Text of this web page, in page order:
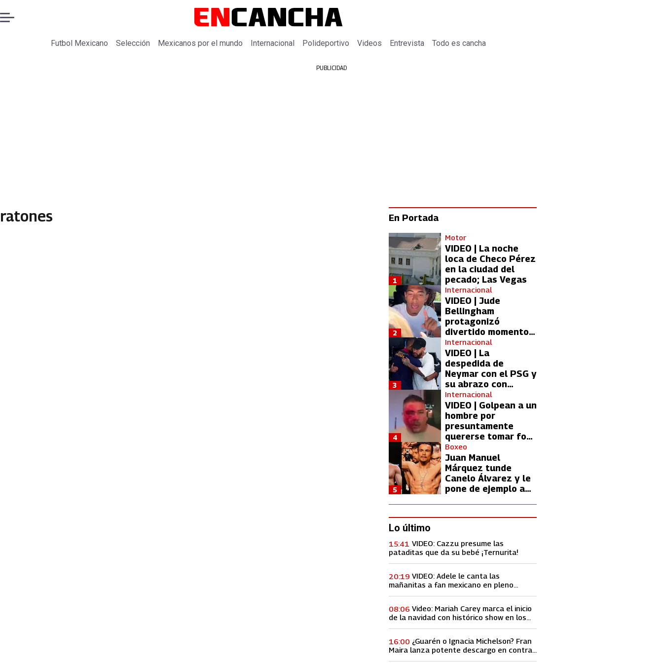
Futbol Mexicano Selección Mexicanos por el mundo Internacional Polideportivo Videos Entrevista Todo es cancha
PUBLICIDAD
ratones En Portada
Motor
VIDEO | La noche
loca de Checo Pérez
en la ciudad del
pecado; Las Vegas
1
Internacional
VIDEO | Jude
Bellingham
protagonizó
divertido momento
con aficionada del
Real Madrid
2
Internacional
VIDEO | La
despedida de
Neymar con el PSG y
su abrazo con
Kylian Mbappé
3
Internacional
VIDEO | Golpean a un
hombre por
presuntamente
quererse tomar foto
con Lionel Messi
4
Boxeo
Juan Manuel
Márquez tunde
Canelo Álvarez y le
pone de ejemplo a
5
Lo último
VIDEO: Cazzu presume las
pataditas que da su bebé ¡Ternurita!
15:41
VIDEO: Adele le canta las
mañanitas a fan mexicano en pleno
20:19
Video: Mariah Carey marca el inicio
de la navidad con histórico show en los
08:06
¿Guarén o Ignacia Michelson? Fran
Maira lanza potente descargo en contra
16:00